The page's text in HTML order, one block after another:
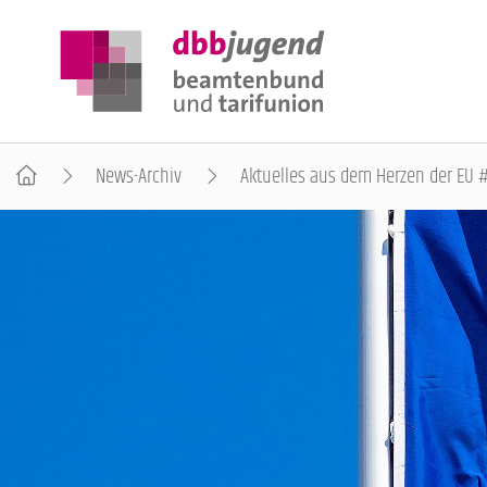
News-Archiv Aktuelles aus dem Herzen der EU